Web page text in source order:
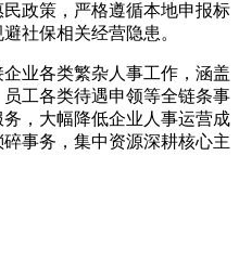
政策，严格遵循本地申报标
社保相关经营隐患。
业各类繁杂人事工作，涵盖
工各类待遇申领等全链条事
，大幅降低企业人事运营成
事务，集中资源深耕核心主